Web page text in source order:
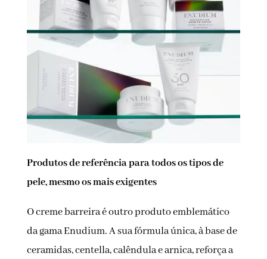
Produtos de referência para todos os tipos de
pele, mesmo os mais exigentes
O creme barreira é outro produto emblemático
da gama Enudium. A sua fórmula única, à base de
ceramidas, centella, calêndula e arnica, reforça a